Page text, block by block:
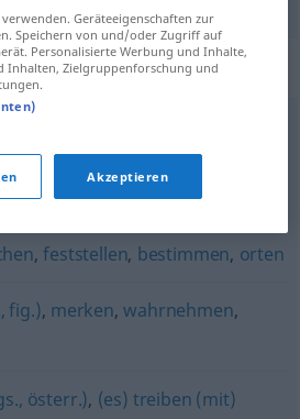
für "erkennen"
verstehen,akzeptieren
,feststellen, bestimmen, orten
fig.), merken,wahrnehmen,
österr.), (es) treiben (mit)
Geräteeigenschaften zur
Speichern von und/oder Zugriff auf
Personalisierte Werbung und Inhalte,
Inhalten, Zielgruppenforschung und
Akzeptieren